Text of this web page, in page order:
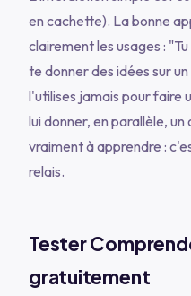
en cachette). La bonne
clairement les usages :
te donner des idées sur
l'utilises jamais pour faire
lui donner, en parallèle,
vraiment à apprendre :
relais.
Tester
gratuitement